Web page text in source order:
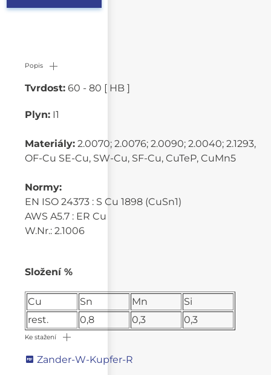
Popis
Tvrdost: 60 - 80 [ HB ]
Plyn: I1
Materiály: 2.0070; 2.0076; 2.0090; 2.0040; 2.1293,
OF-Cu SE-Cu, SW-Cu, SF-Cu, CuTeP, CuMn5
Normy:
EN ISO 24373 : S Cu 1898 (CuSn1)
AWS A5.7 : ER Cu
W.Nr.: 2.1006
Složení %
Cu Sn Mn
Si
rest.
0,8 0,3 0,3
Ke stažení
Zander-W-Kupfer-R